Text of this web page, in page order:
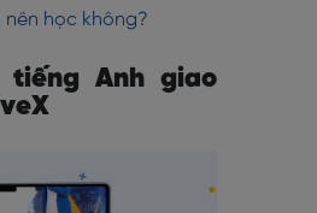
học không?
tiếng Anh giao